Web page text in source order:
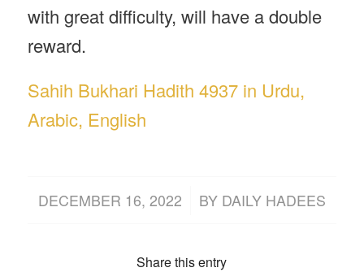
with great difficulty, will have a double
reward.
Sahih Bukhari Hadith 4937 in Urdu,
Arabic, English
DECEMBER 16, 2022
/ BY DAILY HADEES
Share this entry